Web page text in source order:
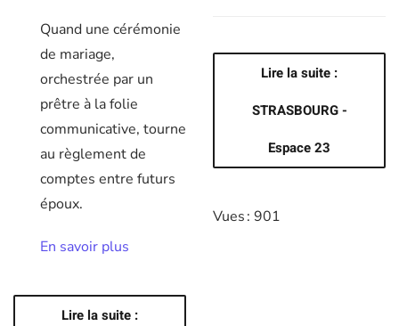
Quand une cérémonie
de mariage,
orchestrée par un
prêtre à la folie
communicative, tourne
au règlement de
comptes entre futurs
époux.
En savoir plus
Lire la suite :
Lire la suite :
STRASBOURG -
Espace 23
Vues : 901